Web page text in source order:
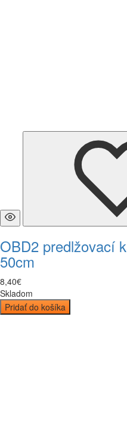
OBD2 predlžovací
50cm
8,40€
Skladom
Pridať do košíka